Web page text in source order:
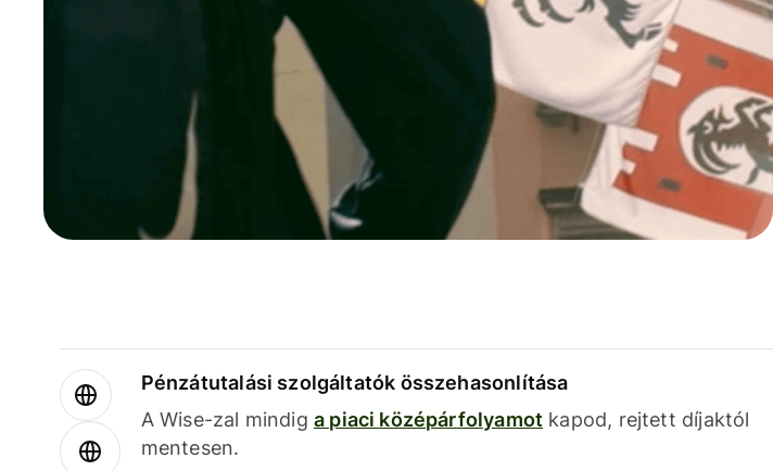
Pénzátutalási szolgáltatók összehasonlítása
A Wise-zal mindig a piaci középárfolyamot kapod, rejtett díjaktól
mentesen.